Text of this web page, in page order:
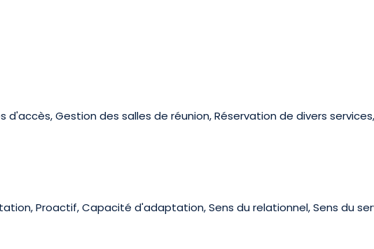
d'accès, Gestion des salles de réunion, Réservation de divers
Proactif, Capacité d'adaptation, Sens du relationnel, Sens du